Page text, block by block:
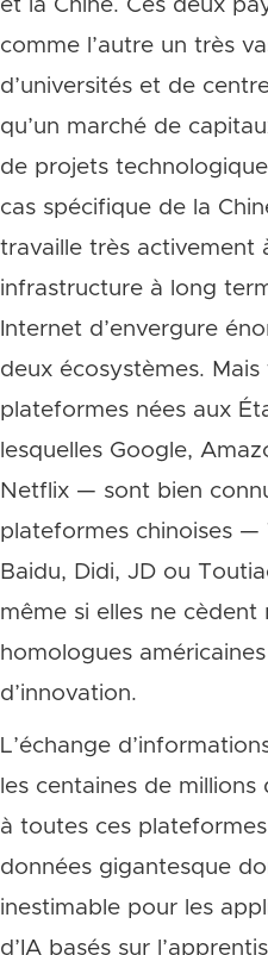
et la Chine. Ces deux
comme l’autre un très
d’universités et de
qu’un marché de
de projets
cas spécifique de la
travaille très activement
infrastructure à long
Internet d’envergure
deux écosystèmes.
plateformes nées aux
lesquelles Google,
Netflix — sont bien
plateformes chinoises —
Baidu, Didi, JD ou
même si elles ne cèdent
homologues
d’innovation.
L’échange
les centaines de millions
à toutes ces
données gigantesque
inestimable pour les
d’IA basés sur